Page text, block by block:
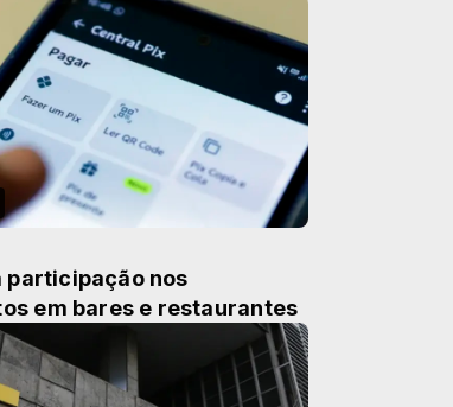
participação nos
em bares e restaurantes